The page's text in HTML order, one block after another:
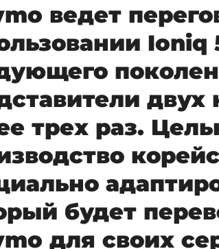
ведет
Ioniq
двух
трех раз.
будет
для своих